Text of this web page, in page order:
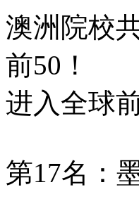
澳洲院校
前50！
进入全球
第17名：